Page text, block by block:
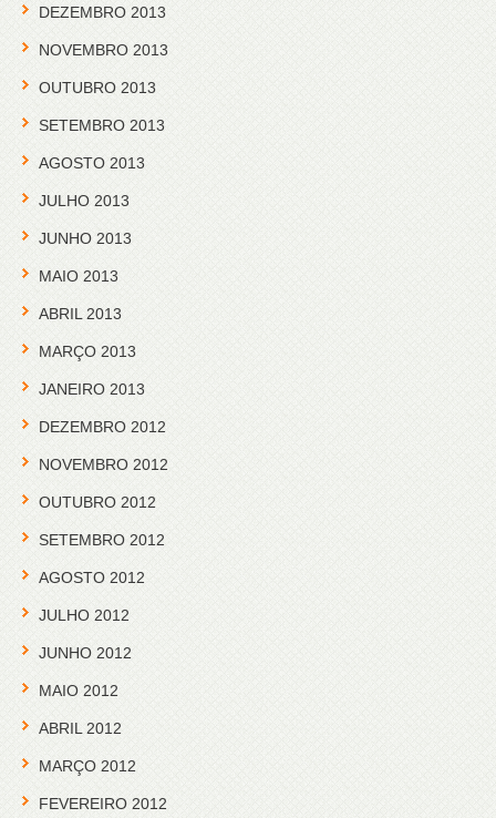
DEZEMBRO 2013
NOVEMBRO 2013
OUTUBRO 2013
SETEMBRO 2013
AGOSTO 2013
JULHO 2013
JUNHO 2013
MAIO 2013
ABRIL 2013
MARÇO 2013
JANEIRO 2013
DEZEMBRO 2012
NOVEMBRO 2012
OUTUBRO 2012
SETEMBRO 2012
AGOSTO 2012
JULHO 2012
JUNHO 2012
MAIO 2012
ABRIL 2012
MARÇO 2012
FEVEREIRO 2012